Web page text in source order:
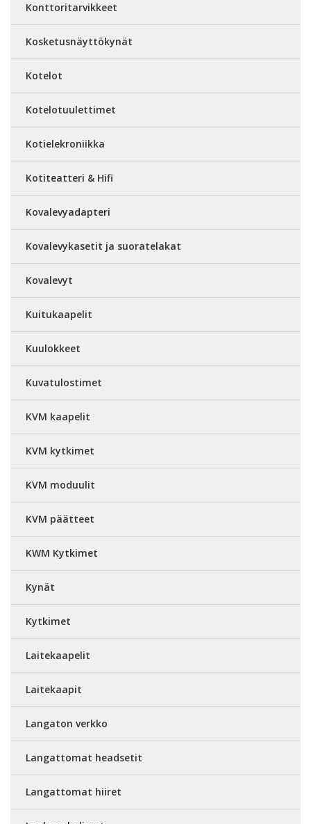
Konttoritarvikkeet
Kosketusnäyttökynät
Kotelot
Kotelotuulettimet
Kotielekroniikka
Kotiteatteri & Hifi
Kovalevyadapteri
Kovalevykasetit ja suoratelakat
Kovalevyt
Kuitukaapelit
Kuulokkeet
Kuvatulostimet
KVM kaapelit
KVM kytkimet
KVM moduulit
KVM päätteet
KWM Kytkimet
Kynät
Kytkimet
Laitekaapelit
Laitekaapit
Langaton verkko
Langattomat headsetit
Langattomat hiiret